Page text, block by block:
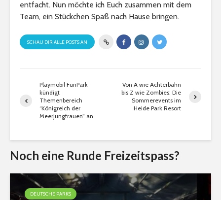
entfacht. Nun möchte ich Euch zusammen mit dem
Team, ein Stückchen Spaß nach Hause bringen.
SCHAU DIR ALLE POSTS AN
Playmobil FunPark
kündigt
Themenbereich
“Königreich der
Meerjungfrauen” an
Von A wie Achterbahn
bis Z wie Zombies: Die
Sommerevents im
Heide Park Resort
Noch eine Runde Freizeitspass?
DEUTSCHE PARKS